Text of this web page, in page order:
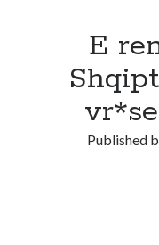
E
Published